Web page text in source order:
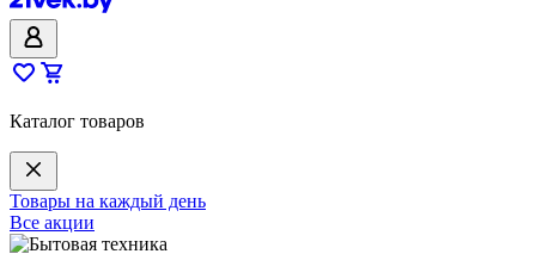
Каталог товаров
Товары на каждый день
Все акции